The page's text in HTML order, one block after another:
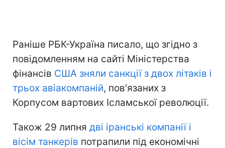
Раніше РБК-Україна писало, що згідно з
повідомленням на сайті Міністерства
фінансів США зняли санкції з двох літаків і
трьох авіакомпаній, пов'язаних з
Корпусом вартових Ісламської революції.
Також 29 липня дві іранські компанії і
вісім танкерів потрапили під економічні